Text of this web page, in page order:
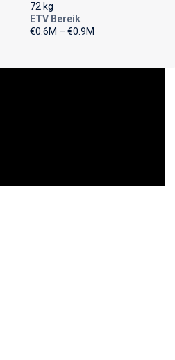
72 kg
ETV Bereik
€0.6M – €0.9M